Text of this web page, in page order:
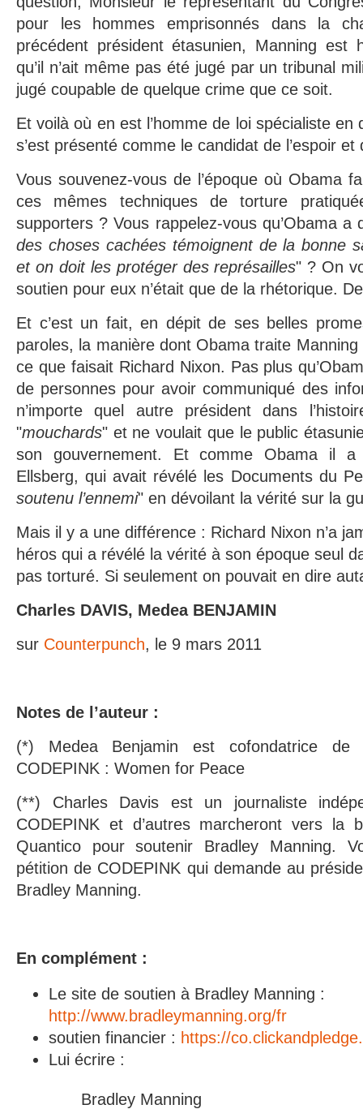
pour les hommes emprisonnés dans la
précédent président étasunien, Manning est
qu’il n’ait même pas été jugé par un tribunal
jugé coupable de quelque crime que ce soit.
Et voilà où en est l’homme de loi spécialiste en
s’est présenté comme le candidat de l’espoir
Vous souvenez-vous de l’époque où Obama
ces mêmes techniques de torture
supporters ? Vous rappelez-vous qu’Obama a
des choses cachées témoignent de la bonne
et on doit les protéger des représailles" ? On
soutien pour eux n’était que de la rhétorique.
Et c’est un fait, en dépit de ses belles
paroles, la manière dont Obama traite Manning
ce que faisait Richard Nixon. Pas plus
de personnes pour avoir communiqué des
n’importe quel autre président dans
"mouchards" et ne voulait que le public
son gouvernement. Et comme Obama il a
Ellsberg, qui avait révélé les Documents du
soutenu l’ennemi" en dévoilant la vérité sur la
Mais il y a une différence : Richard Nixon n’a
héros qui a révélé la vérité à son époque seul
pas torturé. Si seulement on pouvait en dire
Charles DAVIS, Medea BENJAMIN
sur Counterpunch, le 9 mars 2011
Notes de l’auteur :
(*) Medea Benjamin est cofondatrice de
CODEPINK : Women for Peace
(**) Charles Davis est un journaliste
CODEPINK et d’autres marcheront vers la
Quantico pour soutenir Bradley Manning.
pétition de CODEPINK qui demande au
Bradley Manning.
En complément :
Le site de soutien à Bradley Manning :
http://www.bradleymanning.org/fr
soutien financier : https://
Lui écrire :
Bradley Manning